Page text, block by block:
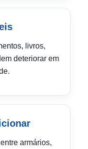
livros,
deteriorar em
armários,